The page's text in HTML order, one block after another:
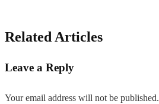
Related Articles
Leave a Reply
Your email address will not be published.